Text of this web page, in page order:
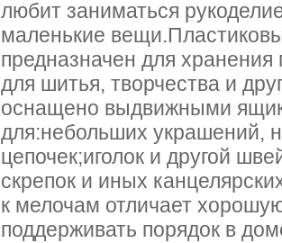
любит заниматься
маленькие
предназначен для
для шитья, творчества и
оснащено выдвижными
для:небольших украшений,
цепочек;иголок и другой
скрепок и иных
к мелочам отличает
поддерживать порядок в